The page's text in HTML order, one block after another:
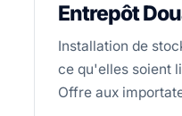
Entrepôt
Installation de
ce qu'elles soient
Offre aux